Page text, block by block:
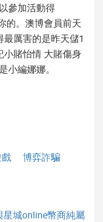
參加活動得
的。澳博會員前天
厲害的是昨天儲1
賭怡情 大賭傷身
小編娜娜。
博弈詐騙
城online幣商純屬